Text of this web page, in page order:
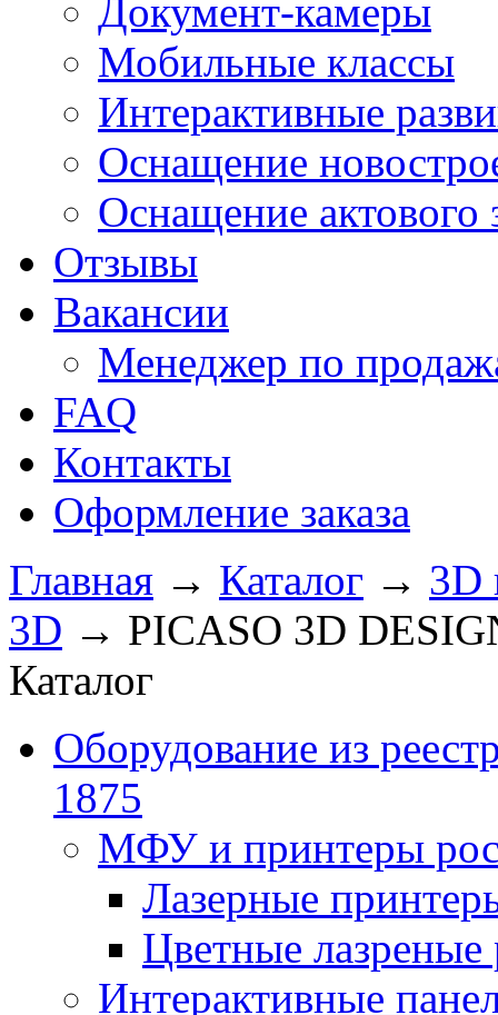
Документ-камеры
Мобильные классы
Интерактивные
Оснащение
Оснащение актового
Отзывы
Вакансии
Менеджер по
FAQ
Контакты
Оформление заказа
Главная → Каталог → 3D
3D → PICASO 3D
Каталог
Оборудование из
1875
МФУ и принтеры
Лазерные
Цветные
Интерактивные